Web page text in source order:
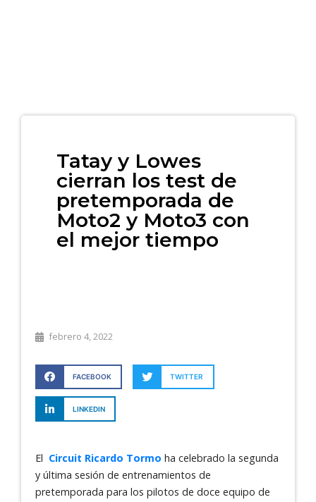
Tatay y Lowes
cierran los test de
pretemporada de
Moto2 y Moto3 con
el mejor tiempo
febrero 4, 2022
FACEBOOK TWITTER
LINKEDIN
El Circuit Ricardo Tormo ha celebrado la segunda
y última sesión de entrenamientos de
pretemporada para los pilotos de doce equipo de